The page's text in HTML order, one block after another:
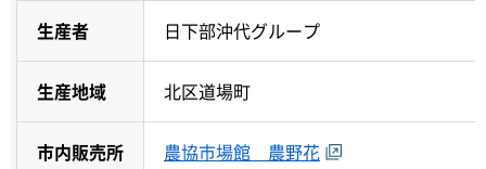
生産者 日下部沖代グループ
生産地域 北区道場町
市内販売所 農協市場館 農野花